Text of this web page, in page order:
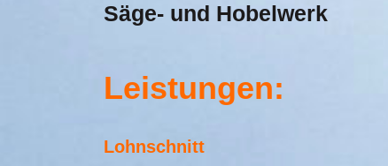
Säge- und Hobelwerk
Leistungen:
Lohnschnitt